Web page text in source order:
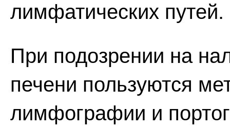
лимфатических путей.
При подозрении на
печени пользуются
лимфографии и